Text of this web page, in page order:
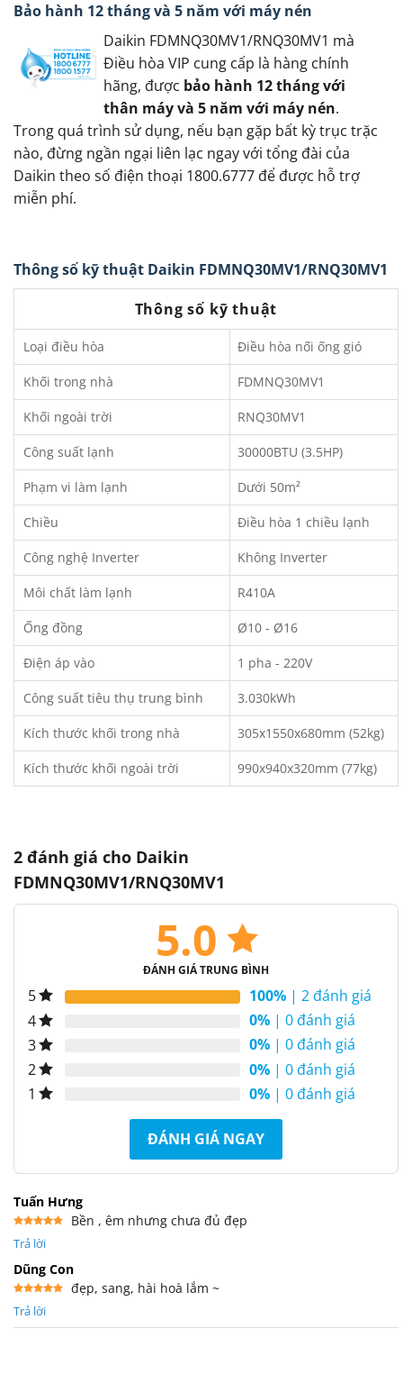
Bảo hành 12 tháng và 5 năm với máy nén
Daikin FDMNQ30MV1/RNQ30MV1 mà
Điều hòa VIP cung cấp là hàng chính
hãng, được bảo hành 12 tháng với
thân máy và 5 năm với máy nén.
Trong quá trình sử dụng, nếu bạn gặp bất kỳ trục trặc
nào, đừng ngần ngại liên lạc ngay với tổng đài của
Daikin theo số điện thoại 1800.6777 để được hỗ trợ
miễn phí.
Thông số kỹ thuật Daikin FDMNQ30MV1/RNQ30MV1
Thông số kỹ thuật
Loại điều hòa Điều hòa nối ống gió
Khối trong nhà FDMNQ30MV1
Khối ngoài trời RNQ30MV1
Công suất lạnh 30000BTU (3.5HP)
Phạm vi làm lạnh Dưới 50m²
Chiều Điều hòa 1 chiều lạnh
Công nghệ Inverter Không Inverter
Môi chất làm lạnh R410A
Ống đồng Ø10 - Ø16
Điện áp vào 1 pha - 220V
Công suất tiêu thụ trung bình 3.030kWh
Kích thước khối trong nhà 305x1550x680mm (52kg)
Kích thước khối ngoài trời 990x940x320mm (77kg)
2 đánh giá cho Daikin
FDMNQ30MV1/RNQ30MV1
5.0
ĐÁNH GIÁ TRUNG BÌNH
5 100% | 2 đánh giá
4
0% | 0 đánh giá
3
0% | 0 đánh giá
2
0% | 0 đánh giá
1
0% | 0 đánh giá
ĐÁNH GIÁ NGAY
Tuấn Hưng
hạng5
Bền , êm nhưng chưa đủ đẹp
Trả lời
Dũng Con
hạng5
đẹp, sang, hài hoà lắm ~
Trả lời